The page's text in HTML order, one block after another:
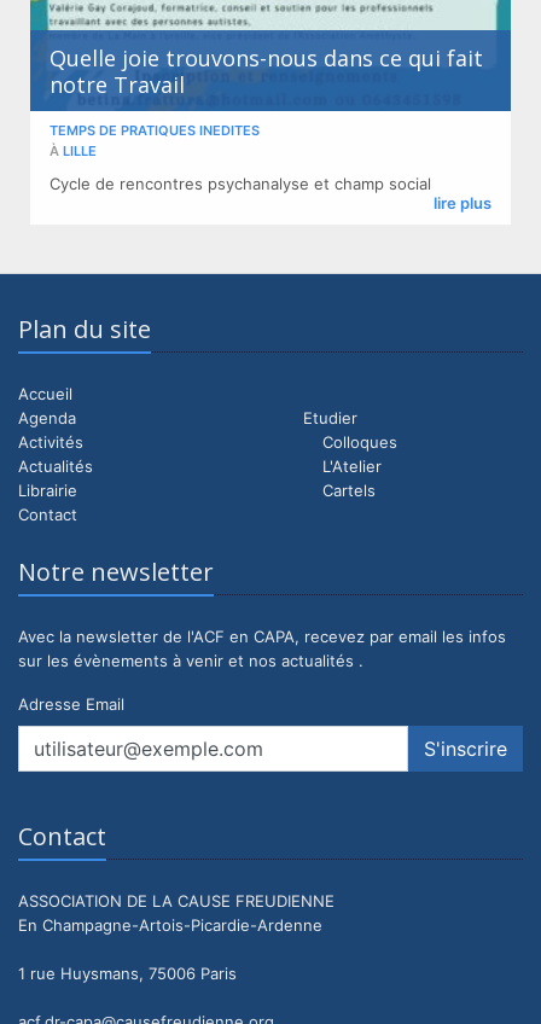
Quelle joie trouvons-nous dans ce qui fait
notre Travail
TEMPS DE PRATIQUES INEDITES
À LILLE
Cycle de rencontres psychanalyse et champ social
lire plus
Plan du site
Accueil
Etudier
Colloques
L'Atelier
Cartels
Agenda
Activités
Actualités
Librairie
Contact
Notre newsletter
Avec la newsletter de l'ACF en CAPA, recevez par email les infos
sur les évènements à venir et nos actualités .
Adresse Email
Contact
ASSOCIATION DE LA CAUSE FREUDIENNE
En Champagne-Artois-Picardie-Ardenne
1 rue Huysmans, 75006 Paris